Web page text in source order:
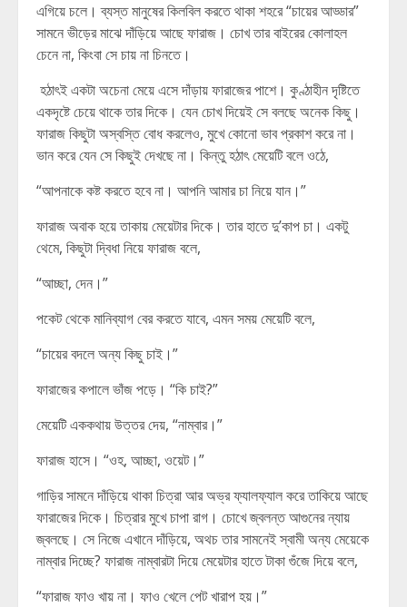
এগিয়ে চলে। ব্যস্ত মানুষের কিলবিল করতে থাকা শহরে “চায়ের আড্ডার”
সামনে ভীড়ের মাঝে দাঁড়িয়ে আছে ফারাজ। চোখ তার বাইরের কোলাহল
চেনে না, কিংবা সে চায় না চিনতে।
হঠাৎই একটা অচেনা মেয়ে এসে দাঁড়ায় ফারাজের পাশে। কুণ্ঠাহীন দৃষ্টিতে
একদৃষ্টে চেয়ে থাকে তার দিকে। যেন চোখ দিয়েই সে বলছে অনেক কিছু।
ফারাজ কিছুটা অস্বস্তি বোধ করলেও, মুখে কোনো ভাব প্রকাশ করে না।
ভান করে যেন সে কিছুই দেখছে না। কিন্তু হঠাৎ মেয়েটি বলে ওঠে,
“আপনাকে কষ্ট করতে হবে না। আপনি আমার চা নিয়ে যান।”
ফারাজ অবাক হয়ে তাকায় মেয়েটার দিকে। তার হাতে দু’কাপ চা। একটু
থেমে, কিছুটা দ্বিধা নিয়ে ফারাজ বলে,
“আচ্ছা, দেন।”
পকেট থেকে মানিব্যাগ বের করতে যাবে, এমন সময় মেয়েটি বলে,
“চায়ের বদলে অন্য কিছু চাই।”
ফারাজের কপালে ভাঁজ পড়ে। “কি চাই?”
মেয়েটি এককথায় উত্তর দেয়, “নাম্বার।”
ফারাজ হাসে। “ওহ, আচ্ছা, ওয়েট।”
গাড়ির সামনে দাঁড়িয়ে থাকা চিত্রা আর অভ্র ফ্যালফ্যাল করে তাকিয়ে আছে
ফারাজের দিকে। চিত্রার মুখে চাপা রাগ। চোখে জ্বলন্ত আগুনের ন্যায়
জ্বলছে। সে নিজে এখানে দাঁড়িয়ে, অথচ তার সামনেই স্বামী অন্য মেয়েকে
নাম্বার দিচ্ছে? ফারাজ নাম্বারটা দিয়ে মেয়েটার হাতে টাকা গুঁজে দিয়ে বলে,
“ফারাজ ফাও খায় না। ফাও খেলে পেট খারাপ হয়।”